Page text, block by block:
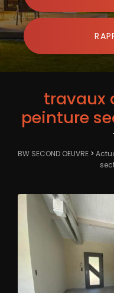
travaux
peinture
BW SECOND OEUVRE>